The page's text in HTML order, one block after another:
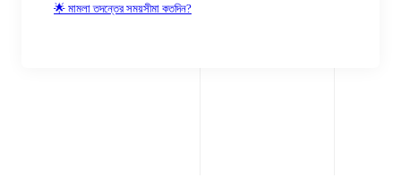
🌟 মামলা তদন্তের সময়সীমা কতদিন?